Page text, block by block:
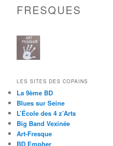
FRESQUES
LES SITES DES COPAINS
La 9ème BD
Blues sur Seine
L’École des 4 z’Arts
Big Band Vexinée
Art-Fresque
BD Empher